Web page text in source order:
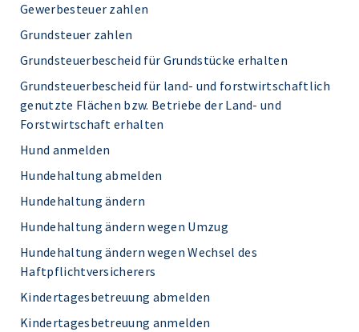
Gewerbesteuer zahlen
Grundsteuer zahlen
Grundsteuerbescheid für Grundstücke erhalten
Grundsteuerbescheid für land- und forstwirtschaftlich
genutzte Flächen bzw. Betriebe der Land- und
Forstwirtschaft erhalten
Hund anmelden
Hundehaltung abmelden
Hundehaltung ändern
Hundehaltung ändern wegen Umzug
Hundehaltung ändern wegen Wechsel des
Haftpflichtversicherers
Kindertagesbetreuung abmelden
Kindertagesbetreuung anmelden